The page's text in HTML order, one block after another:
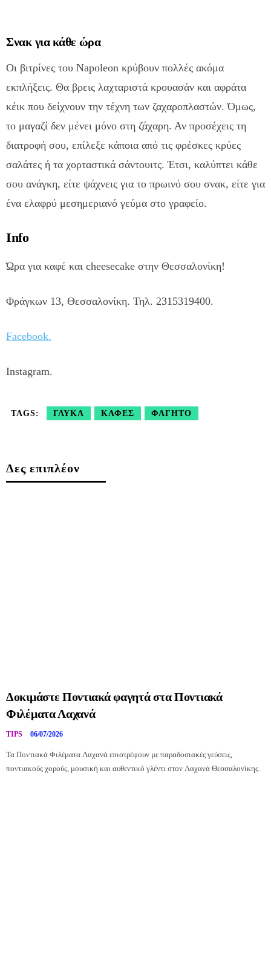
Σνακ για κάθε ώρα
Οι βιτρίνες του Napoleon κρύβουν πολλές ακόμα
εκπλήξεις. Θα βρεις λαχταριστά κρουασάν και αφράτα
κέικ που δείχνουν την τέχνη των ζαχαροπλαστών. Όμως,
το μαγαζί δεν μένει μόνο στη ζάχαρη. Αν προσέχεις τη
διατροφή σου, επίλεξε κάποια από τις φρέσκες κρύες
σαλάτες ή τα χορταστικά σάντουιτς. Έτσι, καλύπτει κάθε
σου ανάγκη, είτε ψάχνεις για το πρωινό σου σνακ, είτε για
ένα ελαφρύ μεσημεριανό γεύμα στο γραφείο.
Info
Ώρα για καφέ και cheesecake στην Θεσσαλονίκη!
Φράγκων 13, Θεσσαλονίκη. Τηλ. 2315319400.
Facebook.
Instagram.
TAGS: ΓΛΥΚΆ ΚΑΦΈΣ ΦΑΓΗΤΌ
Δες επιπλέον
Δοκιμάστε Ποντιακά φαγητά στα Ποντιακά
Φιλέματα Λαχανά
TIPS 06/07/2026
Τα Ποντιακά Φιλέματα Λαχανά επιστρέφουν με παραδοσιακές γεύσεις,
ποντιακούς χορούς, μουσική και αυθεντικό γλέντι στον Λαχανά Θεσσαλονίκης.